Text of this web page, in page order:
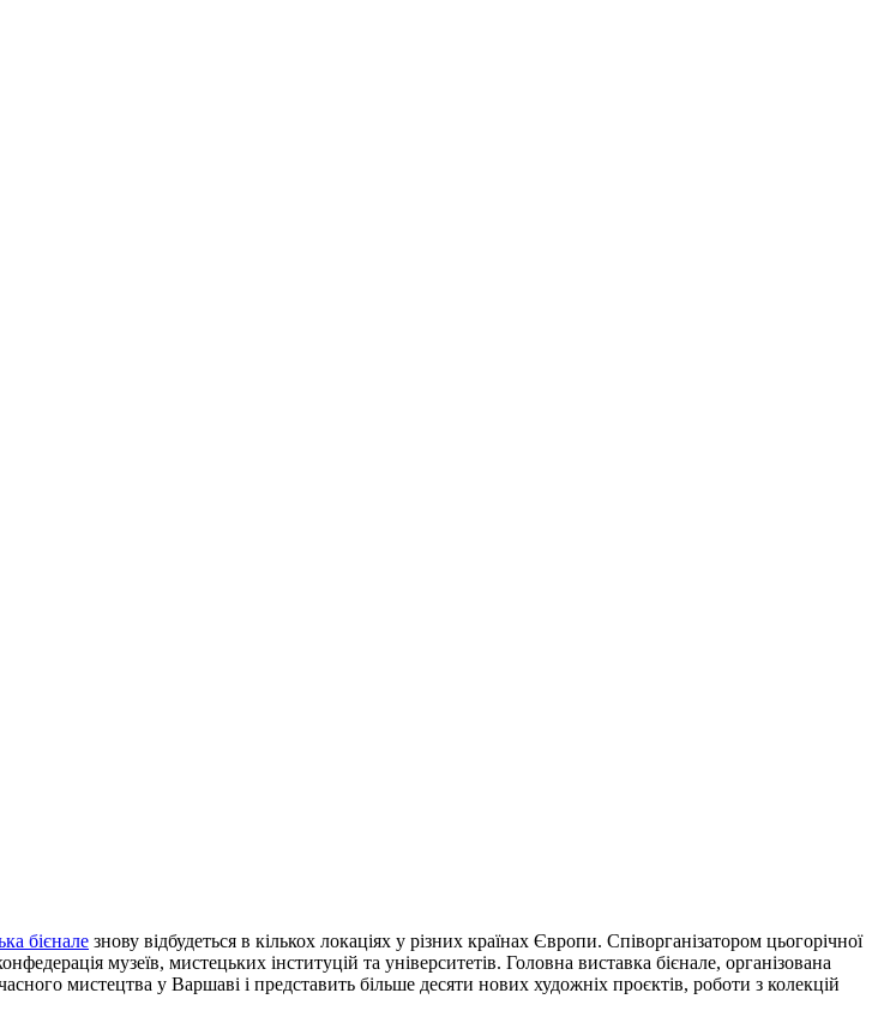
бієнале знову відбудеться в кількох локаціях у різних країнах Європи. Співорганізатором цьогорічної
музеїв, мистецьких інституцій та університетів. Головна виставка бієнале, організована
мистецтва у Варшаві і представить більше десяти нових художніх проєктів, роботи з колекцій